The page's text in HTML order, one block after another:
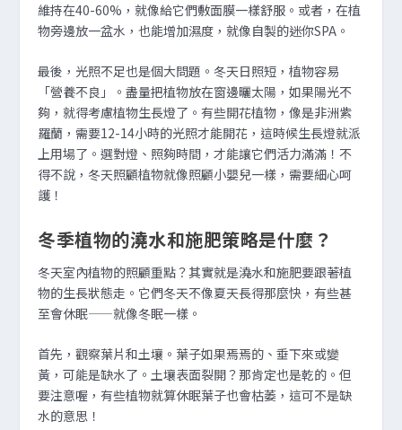
維持在40-60%，就像給它們敷面膜一樣舒服。或者，在植
物旁邊放一盆水，也能增加濕度，就像自製的迷你SPA。
最後，光照不足也是個大問題。冬天日照短，植物容易
「營養不良」。盡量把植物放在窗邊曬太陽，如果陽光不
夠，就得考慮植物生長燈了。有些開花植物，像是非洲紫
羅蘭，需要12-14小時的光照才能開花，這時候生長燈就派
上用場了。選對燈、照夠時間，才能讓它們活力滿滿！不
得不說，冬天照顧植物就像照顧小嬰兒一樣，需要細心呵
護！
冬季植物的澆水和施肥策略是什麼？
冬天室內植物的照顧重點？其實就是澆水和施肥要跟著植
物的生長狀態走。它們冬天不像夏天長得那麼快，有些甚
至會休眠——就像冬眠一樣。
首先，觀察葉片和土壤。葉子如果焉焉的、垂下來或變
黃，可能是缺水了。土壤表面裂開？那肯定也是乾的。但
要注意喔，有些植物就算休眠葉子也會枯萎，這可不是缺
水的意思！